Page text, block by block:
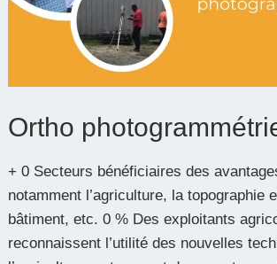
Ortho
+ 0 Secteurs bénéficiaires des
notamment l’agriculture, la topographie
bâtiment, etc. 0 % Des exploitants
reconnaissent l’utilité des nouvelles